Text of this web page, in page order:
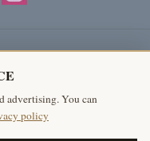
advertising. You can
policy